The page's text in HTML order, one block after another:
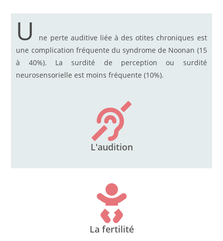
U
ne perte auditive liée à des otites chroniques est
une complication fréquente du syndrome de Noonan (15
à 40%). La surdité de perception ou surdité
neurosensorielle est moins fréquente (10%).
L'audition
La fertilité